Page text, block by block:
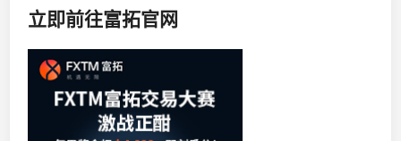
立即前往富拓官网